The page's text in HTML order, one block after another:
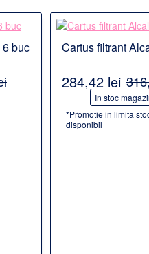
buc
Detalii
Cartus filtrant
În stoc
*Promotie in limita
disponibil
284,42 lei